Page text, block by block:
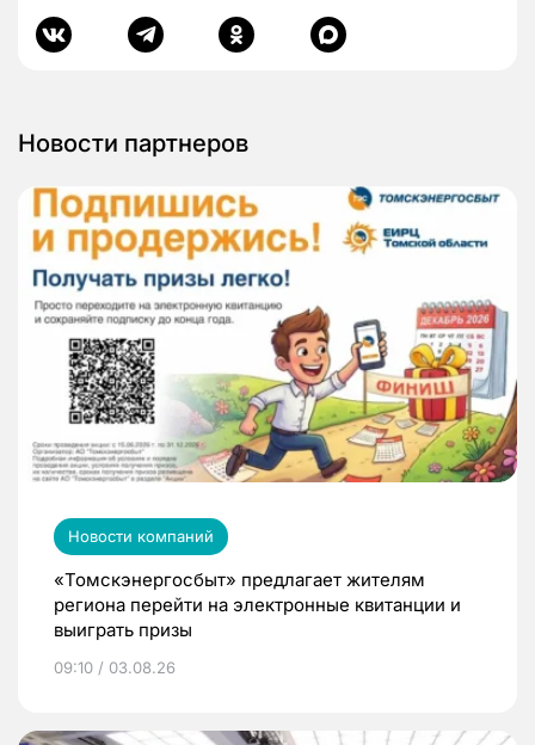
Новости партнеров
Новости компаний
«Томскэнергосбыт» предлагает жителям
региона перейти на электронные квитанции и
выиграть призы
09:10 / 03.08.26